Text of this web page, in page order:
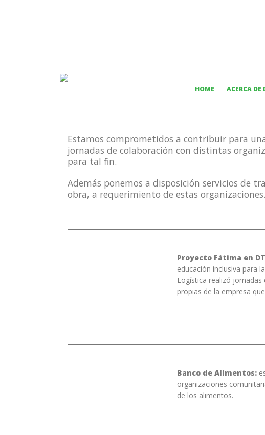
HOME ACERCA DE
Estamos comprometidos a contribuir para
jornadas de colaboración con distintas
para tal fin.
Además ponemos a disposición servicios de
obra, a requerimiento de estas organizaciones.
Proyecto Fátima en
educación inclusiva para
Logística realizó jornadas
propias de la empresa
Banco de Alimentos:
organizaciones
de los alimentos.